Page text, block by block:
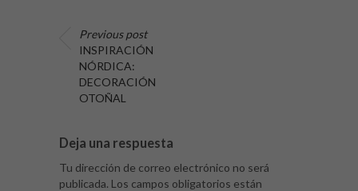
Previous post
INSPIRACIÓN
NÓRDICA:
DECORACIÓN
OTOÑAL
Deja una respuesta
Tu dirección de correo electrónico no será
publicada. Los campos obligatorios están